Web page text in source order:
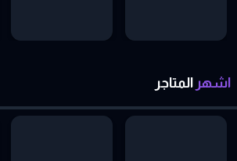
اشهر المتاجر